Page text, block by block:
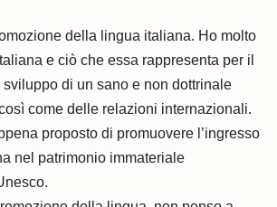
della lingua italiana. Ho molto
e ciò che essa rappresenta per il
sviluppo di un sano e non dottrinale
come delle relazioni internazionali.
proposto di promuovere l’ingresso
nel patrimonio immateriale